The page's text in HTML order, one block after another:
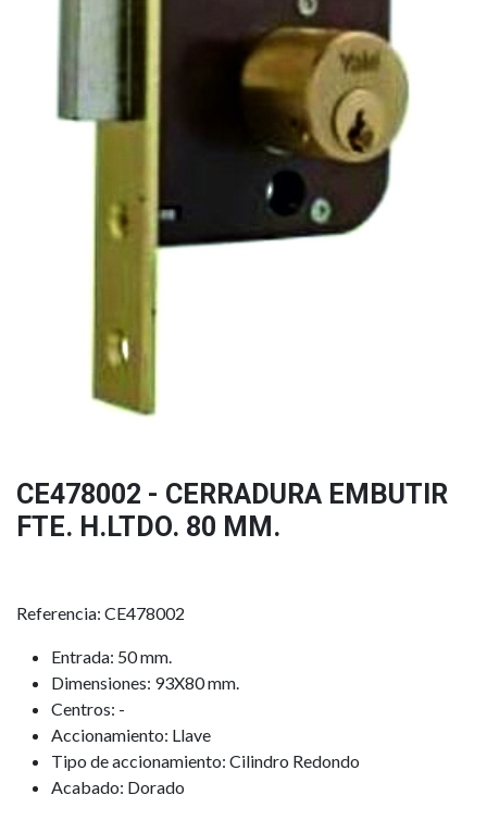
CE478002 - CERRADURA EMBUTIR
FTE. H.LTDO. 80 MM.
Referencia: CE478002
Entrada: 50 mm.
Dimensiones: 93X80 mm.
Centros: -
Accionamiento: Llave
Tipo de accionamiento: Cilindro Redondo
Acabado: Dorado